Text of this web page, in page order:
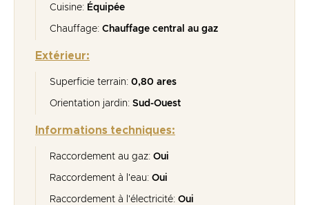
Cuisine: Équipée
Chauffage: Chauffage central au gaz
Extérieur:
Superficie terrain: 0,80 ares
Orientation jardin: Sud-Ouest
Informations techniques:
Raccordement au gaz: Oui
Raccordement à l'eau: Oui
Raccordement à l'électricité: Oui